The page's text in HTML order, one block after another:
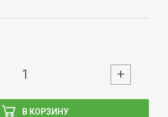
В КОРЗИНУ
+